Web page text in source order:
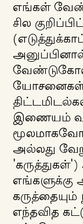
எங்கள்
சில
யோசனைகள்,
இணையம்
அல்லது
எங்களுக்கு
எந்தவித